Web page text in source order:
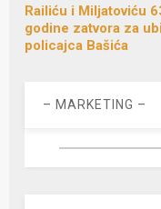
Railiću i Miljatoviću
godine zatvora za
policajca Bašića
– MARKETING –